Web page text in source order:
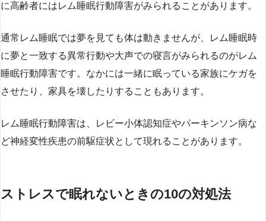
に高齢者にはレム睡眠行動障害がみられることがあります。
通常レム睡眠では夢を見ても体は動きませんが、レム睡眠時
に夢と一致する異常行動や大声での寝言がみられるのがレム
睡眠行動障害です。なかには一緒に眠っている家族にケガを
させたり、家具を壊したりすることもあります。
レム睡眠行動障害は、レビー小体認知症やパーキンソン病な
ど神経変性疾患の前駆症状として現れることがあります。
ストレスで眠れないときの10の対処法